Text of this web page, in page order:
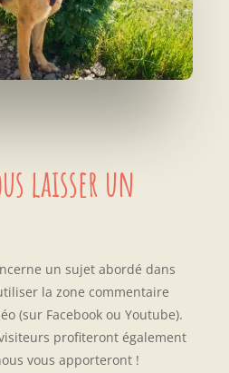
laisser un
un sujet abordé dans
la zone commentaire
(sur Facebook ou Youtube).
profiteront également
vous apporteront !